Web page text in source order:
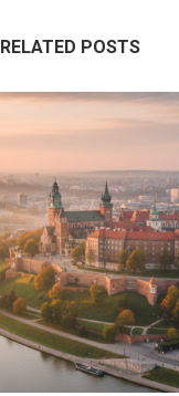
RELATED POSTS